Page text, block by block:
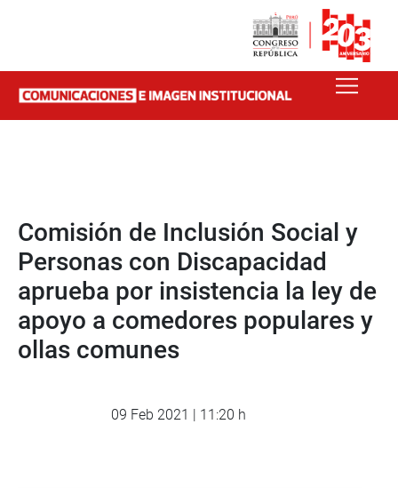
Comisión de Inclusión Social y
Personas con Discapacidad
aprueba por insistencia la ley de
apoyo a comedores populares y
ollas comunes
09 Feb 2021 | 11:20 h